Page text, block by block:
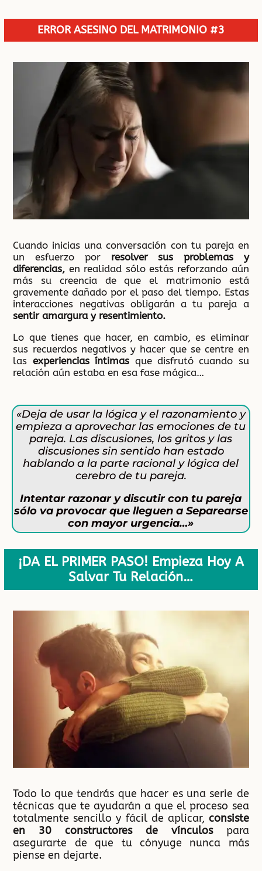
ERROR ASESINO DEL MATRIMONIO #3
Cuando inicias una conversación con tu pareja en
un esfuerzo por resolver sus problemas y
diferencias, en realidad sólo estás reforzando aún
más su creencia de que el matrimonio está
gravemente dañado por el paso del tiempo. Estas
interacciones negativas obligarán a tu pareja a
sentir amargura y resentimiento.
Lo que tienes que hacer, en cambio, es eliminar
sus recuerdos negativos y hacer que se centre en
las experiencias íntimas que disfrutó cuando su
relación aún estaba en esa fase mágica…
«Deja de usar la lógica y el razonamiento y
empieza a aprovechar las emociones de tu
pareja. Las discusiones, los gritos y las
discusiones sin sentido han estado
hablando a la parte racional y lógica del
cerebro de tu pareja.
Intentar razonar y discutir con tu pareja
sólo va provocar que lleguen a Separearse
con mayor urgencia…»
¡DA EL PRIMER PASO! Empieza Hoy A
Salvar Tu Relación…
Todo lo que tendrás que hacer es una serie de
técnicas que te ayudarán a que el proceso sea
totalmente sencillo y fácil de aplicar, consiste
en 30 constructores de vínculospara
asegurarte de que tu cónyuge nunca más
piense en dejarte.